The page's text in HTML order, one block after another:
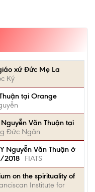
xứ Đức Mẹ La
Ký
tại Orange
Văn Thuận tại
Đức Ngân
Nguyễn Văn Thuận ở
2018
FIATS
on the spirituality of
Institute for